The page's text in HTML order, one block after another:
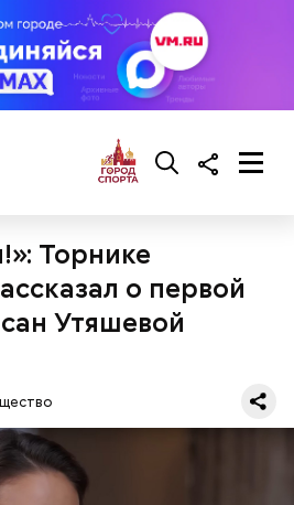
Торнике
о первой
Утяшевой
грунтовые.
женщинам;
иммунной системой;